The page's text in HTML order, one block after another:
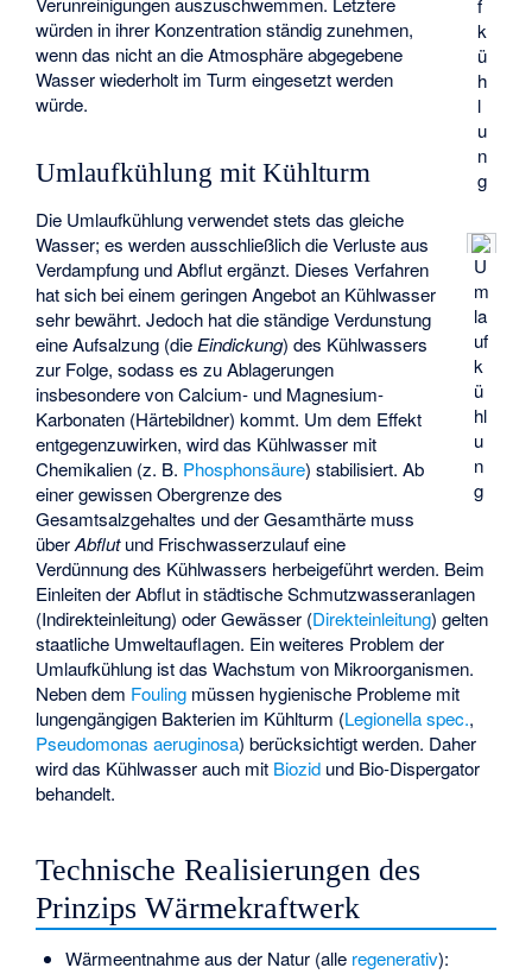
f
k
ü
h
l
u
n
g
würden in ihrer Konzentration ständig zunehmen,
wenn das nicht an die Atmosphäre abgegebene
Wasser wiederholt im Turm eingesetzt werden
würde.
Umlaufkühlung mit Kühlturm
U
m
la
uf
k
ü
hl
u
n
g
Die Umlaufkühlung verwendet stets das gleiche
Wasser; es werden ausschließlich die Verluste aus
Verdampfung und Abflut ergänzt. Dieses Verfahren
hat sich bei einem geringen Angebot an Kühlwasser
sehr bewährt. Jedoch hat die ständige Verdunstung
eine Aufsalzung (die Eindickung) des Kühlwassers
zur Folge, sodass es zu Ablagerungen
insbesondere von Calcium- und Magnesium-
Karbonaten (Härtebildner) kommt. Um dem Effekt
entgegenzuwirken, wird das Kühlwasser mit
Chemikalien (z. B. Phosphonsäure) stabilisiert. Ab
einer gewissen Obergrenze des
Gesamtsalzgehaltes und der Gesamthärte muss
überAbflutund Frischwasserzulauf eine
Verdünnung des Kühlwassers herbeigeführt werden. Beim
Einleiten der Abflut in städtische Schmutzwasseranlagen
(Indirekteinleitung) oder Gewässer (Direkteinleitung) gelten
staatliche Umweltauflagen. Ein weiteres Problem der
Umlaufkühlung ist das Wachstum von Mikroorganismen.
Neben dem Fouling müssen hygienische Probleme mit
lungengängigen Bakterien im Kühlturm (Legionella spec.,
Pseudomonas aeruginosa) berücksichtigt werden. Daher
wird das Kühlwasser auch mit Biozid und Bio-Dispergator
behandelt.
Technische Realisierungen des
Prinzips Wärmekraftwerk
Wärmeentnahme aus der Natur (alle regenerativ):